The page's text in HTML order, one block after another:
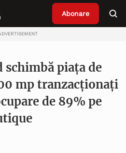
Abonare
piața de
mp tranzacționați
de 89% pe